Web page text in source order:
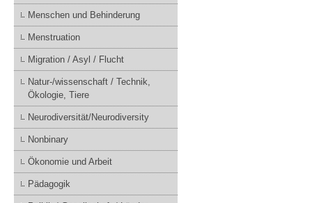
Menschen und Behinderung
Menstruation
Migration / Asyl / Flucht
Natur-/wissenschaft / Technik,
Ökologie, Tiere
Neurodiversität/Neurodiversity
Nonbinary
Ökonomie und Arbeit
Pädagogik